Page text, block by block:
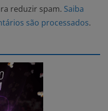
reduzir spam. Saiba
são processados.